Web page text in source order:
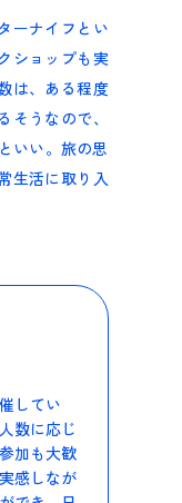
ーナイフとい
ショップも実
は、ある程度
そうなので、
いい。旅の思
生活に取り入
してい
数に応じ
加も大歓
感しなが